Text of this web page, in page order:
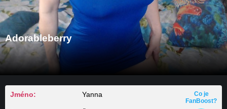
Adorableberry
Jméno: Yanna
Co je
FanBoost?